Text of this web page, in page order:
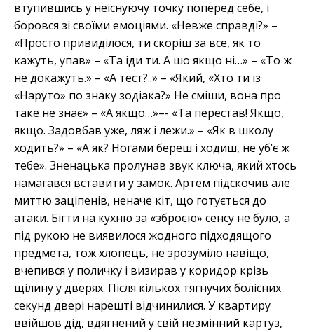
втупившись у неіснуючу точку поперед себе, і
боровся зі своїми емоціями. «Невже справді?» –
«Просто привиділося, ти скоріш за все, як то
кажуть, упав» – «Та іди ти. А шо якщо ні…» – «То ж
не докажуть.» – «А тест?..» – «Який, «Хто ти із
«Наруто» по знаку зодіака?» Не сміши, вона про
таке не знає» – «А якщо…»–- «Та перестав! Якщо,
якщо. Задовбав уже, ляж і лежи.» – «Як в школу
ходить?» – «А як? Ногами береш і ходиш, не уб’є ж
тебе». Зненацька пролунав звук ключа, який хтось
намагався вставити у замок. Артем підскочив але
миттю заціпенів, неначе кіт, що готується до
атаки. Бігти на кухню за «зброєю» сенсу не було, а
під рукою не виявилося жодного підходящого
предмета, тож хлопець, не зрозуміло навіщо,
вчепився у поличку і визирав у коридор крізь
щілину у дверях. Після кількох тягнучих болісних
секунд двері нарешті відчинилися. У квартиру
ввійшов дід, вдягнений у свій незмінний картуз,